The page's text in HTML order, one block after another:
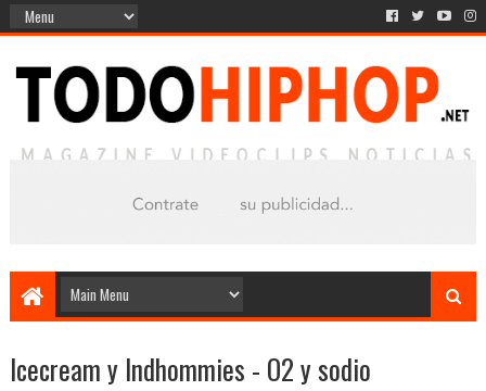
Icecream y Indhommies - O2 y sodio